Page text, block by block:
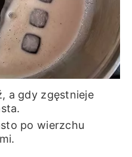
a gdy zgęstnieje
po wierzchu